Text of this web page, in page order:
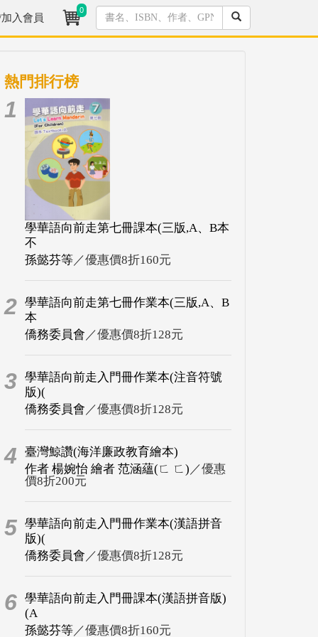
入會員
0
熱門排行榜
1
學華語向前走第七冊課本(三版,A、B本
不
孫懿芬等／優惠價8折160元
2 學華語向前走第七冊作業本(三版,A、B
本
僑務委員會 ／優惠價8折128元
3 學華語向前走入門冊作業本(注音符號
版)(
僑務委員會 ／優惠價8折128元
4
臺灣鯨讚(海洋廉政教育繪本)
作者 楊婉怡 繪者 范涵蘊(ㄈ ㄈ) ／優惠
價8折200元
5 學華語向前走入門冊作業本(漢語拼音
版)(
僑務委員會 ／優惠價8折128元
6 學華語向前走入門冊課本(漢語拼音版)
(A
孫懿芬等／優惠價8折160元